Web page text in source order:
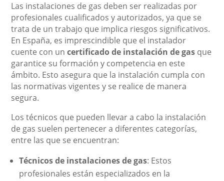
Las instalaciones de gas deben ser realizadas por
profesionales cualificados y autorizados, ya que se
trata de un trabajo que implica riesgos significativos.
En España, es imprescindible que el instalador
cuente con uncertificado de instalación de gas que
garantice su formación y competencia en este
ámbito. Esto asegura que la instalación cumpla con
las normativas vigentes y se realice de manera
segura.
Los técnicos que pueden llevar a cabo la instalación
de gas suelen pertenecer a diferentes categorías,
entre las que se encuentran:
Técnicos de instalaciones de gas: Estos
profesionales están especializados en la